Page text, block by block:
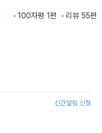
100자평 1편 리뷰 55편
신간알림 신청